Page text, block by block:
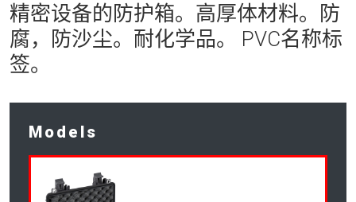
精密设备的防护箱。高厚体材料。防
腐，防沙尘。耐化学品。 PVC名称标
签。
Models